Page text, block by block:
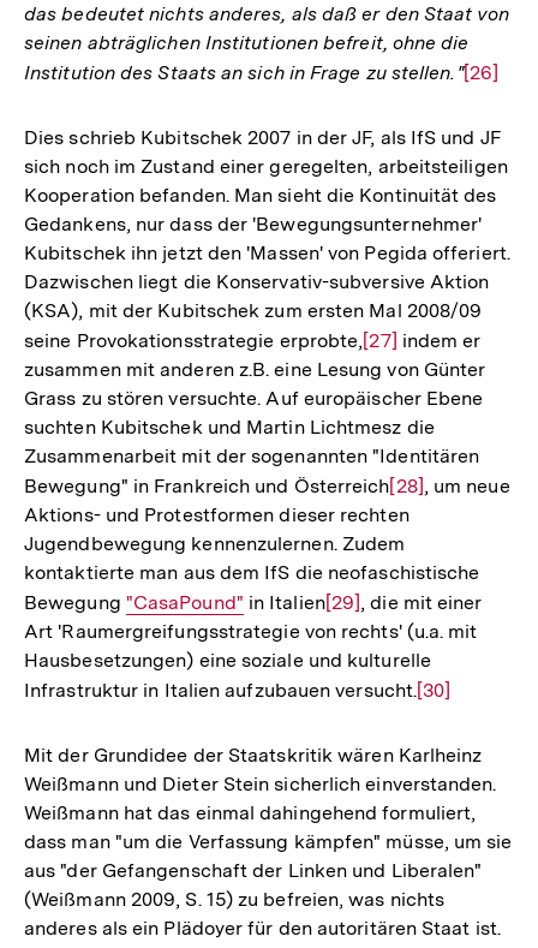
das bedeutet nichts anderes, als daß er den Staat von
seinen abträglichen Institutionen befreit, ohne die
Institution des Staats an sich in Frage zu stellen."Zur
der
Fußnote
[26]
Dies schrieb Kubitschek 2007 in der JF, als IfS und JF
sich noch im Zustand einer geregelten, arbeitsteiligen
Kooperation befanden. Man sieht die Kontinuität des
Gedankens, nur dass der 'Bewegungsunternehmer'
Kubitschek ihn jetzt den 'Massen' von Pegida offeriert.
Dazwischen liegt die Konservativ-subversive Aktion
(KSA), mit der Kubitschek zum ersten Mal 2008/09
seine Provokationsstrategie erprobte,Zur
Auflösung
der
Fußnote
[27] indem er
zusammen mit anderen z.B. eine Lesung von Günter
Grass zu stören versuchte. Auf europäischer Ebene
suchten Kubitschek und Martin Lichtmesz die
Zusammenarbeit mit der sogenannten "Identitären
Bewegung" in Frankreich und ÖsterreichZur
Auflösung
der
Fußnote
[28], um neue
Aktions- und Protestformen dieser rechten
Jugendbewegung kennenzulernen. Zudem
kontaktierte man aus dem IfS die neofaschistische
Bewegung Interner
Link:
"CasaPound" in ItalienZur
Auflösung
der
Fußnote
[29], die mit einer
Art 'Raumergreifungsstrategie von rechts' (u.a. mit
Hausbesetzungen) eine soziale und kulturelle
Infrastruktur in Italien aufzubauen versucht.Zur
der
Fußnote
[30]
Mit der Grundidee der Staatskritik wären Karlheinz
Weißmann und Dieter Stein sicherlich einverstanden.
Weißmann hat das einmal dahingehend formuliert,
dass man "um die Verfassung kämpfen" müsse, um sie
aus "der Gefangenschaft der Linken und Liberalen"
(Weißmann 2009, S. 15) zu befreien, was nichts
anderes als ein Plädoyer für den autoritären Staat ist.
Zum